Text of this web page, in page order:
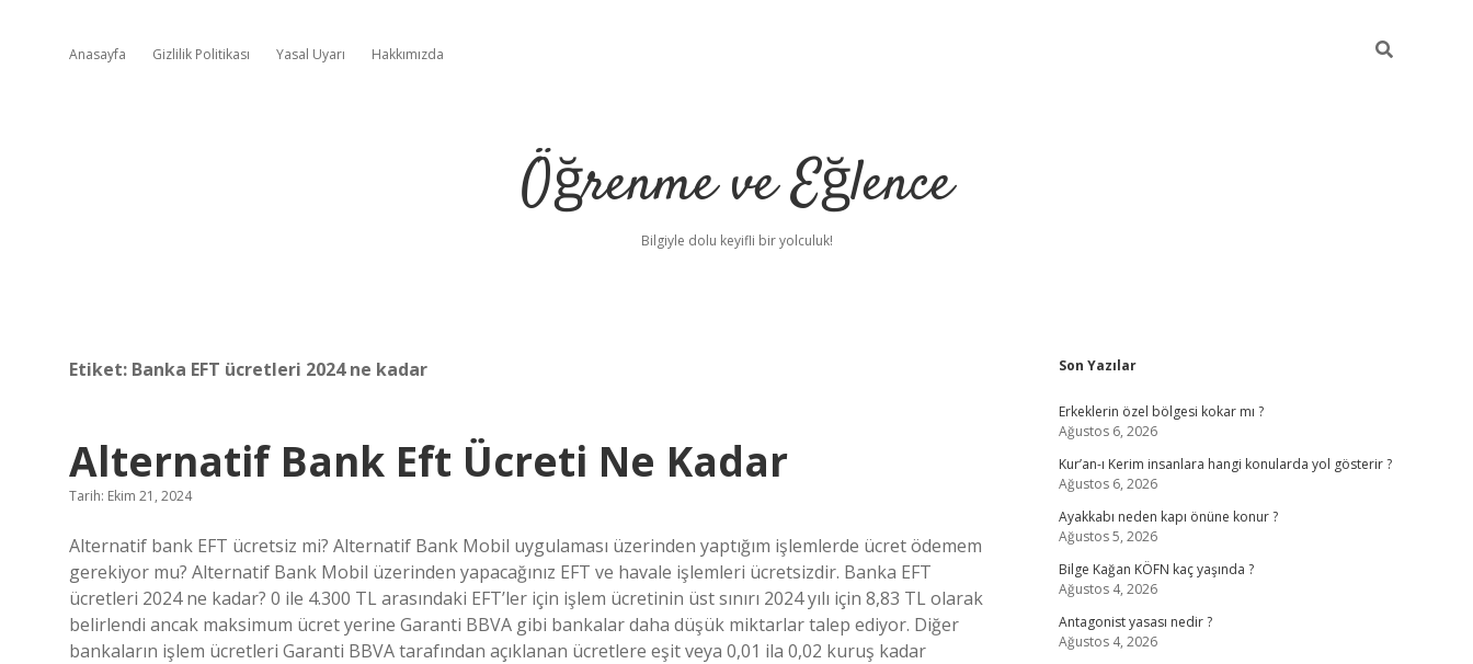
Anasayfa Gizlilik Politikası Yasal Uyarı Hakkımızda
Öğrenme ve Eğlence
Bilgiyle dolu keyifli bir yolculuk!
Etiket: Banka EFT ücretleri 2024 ne kadar
Alternatif Bank Eft Ücreti Ne Kadar
Tarih: Ekim 21, 2024
Alternatif bank EFT ücretsiz mi? Alternatif Bank Mobil uygulaması üzerinden yaptığım işlemlerde ücret ödemem
gerekiyor mu? Alternatif Bank Mobil üzerinden yapacağınız EFT ve havale işlemleri ücretsizdir. Banka EFT
ücretleri 2024 ne kadar? 0 ile 4.300 TL arasındaki EFT’ler için işlem ücretinin üst sınırı 2024 yılı için 8,83 TL olarak
belirlendi ancak maksimum ücret yerine Garanti BBVA gibi bankalar daha düşük miktarlar talep ediyor. Diğer
bankaların işlem ücretleri Garanti BBVA tarafından açıklanan ücretlere eşit veya 0,01 ila 0,02 kuruş kadar
Sidebar
Son Yazılar
Erkeklerin özel bölgesi kokar mı ?
Ağustos 6, 2026
Kur’an-ı Kerim insanlara hangi konularda yol gösterir ?
Ağustos 6, 2026
Ayakkabı neden kapı önüne konur ?
Ağustos 5, 2026
Bilge Kağan KÖFN kaç yaşında ?
Ağustos 4, 2026
Antagonist yasası nedir ?
Ağustos 4, 2026